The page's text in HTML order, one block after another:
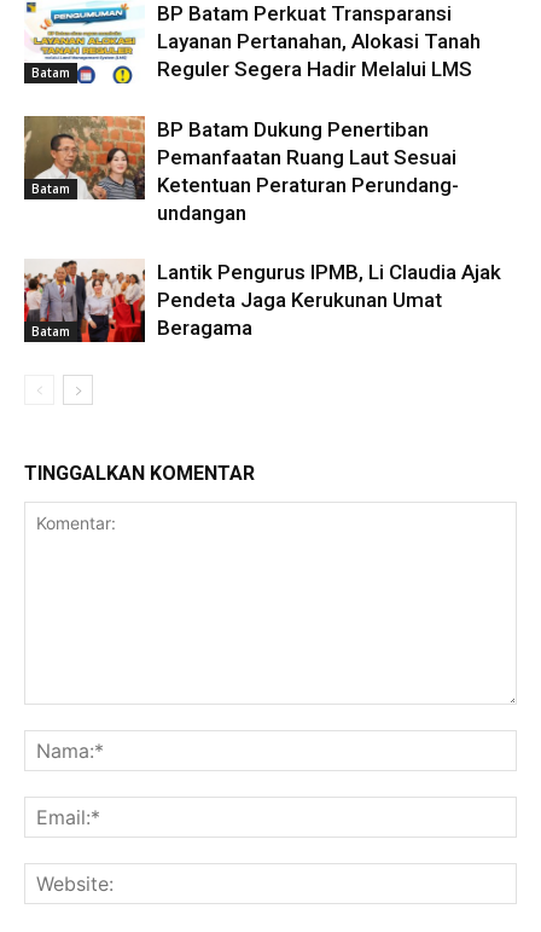
Batam
BP Batam Perkuat Transparansi
Layanan Pertanahan, Alokasi Tanah
Reguler Segera Hadir Melalui LMS
Batam
BP Batam Dukung Penertiban
Pemanfaatan Ruang Laut Sesuai
Ketentuan Peraturan Perundang-
undangan
Batam
Lantik Pengurus IPMB, Li Claudia Ajak
Pendeta Jaga Kerukunan Umat
Beragama
TINGGALKAN KOMENTAR